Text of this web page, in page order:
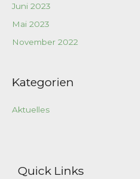
Juni 2023
Mai 2023
November 2022
Kategorien
Aktuelles
Quick Links